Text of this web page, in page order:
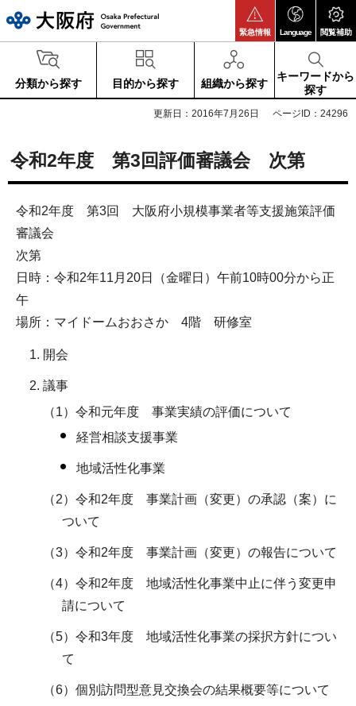
緊急情報 Language 閲覧補助
分類から探す 目的から探す 組織から探す
キーワードから
探す
更新日：2016年7月26日 ページID：24296
令和2年度 第3回評価審議会 次第
令和2年度 第3回 大阪府小規模事業者等支援施策評価
審議会
次第
日時：令和2年11月20日（金曜日）午前10時00分から正
午
場所：マイドームおおさか 4階 研修室
開会
議事
（1）令和元年度 事業実績の評価について
経営相談支援事業
地域活性化事業
（2）令和2年度 事業計画（変更）の承認（案）に
ついて
（3）令和2年度 事業計画（変更）の報告について
（4）令和2年度 地域活性化事業中止に伴う変更申
請について
（5）令和3年度 地域活性化事業の採択方針につい
て
（6）個別訪問型意見交換会の結果概要等について